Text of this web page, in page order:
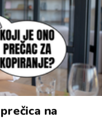
na